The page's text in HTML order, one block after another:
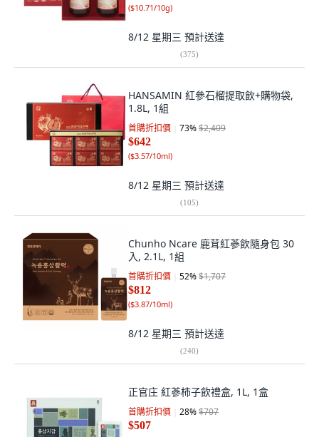
($10.71/10g)
8/12 星期三 預計送達
(375)
HANSAMIN 紅參石榴提取飲+購物袋,
1.8L, 1組
首購折扣價 73%$2,409
$642
($3.57/10ml)
8/12 星期三 預計送達
(105)
Chunho Ncare 鹿茸紅蔘飲隨身包 30
入, 2.1L, 1組
首購折扣價 52%$1,707
$812
($3.87/10ml)
8/12 星期三 預計送達
(240)
正官庄 紅蔘柿子飲禮盒, 1L, 1盒
首購折扣價 28%$707
$507